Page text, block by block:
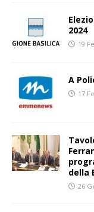
2024
19
A
17
della
26